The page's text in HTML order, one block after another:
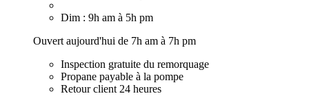
Dim : 9h am à 5h pm
Ouvert aujourd'hui de 7h am à 7h pm
Inspection gratuite du remorquage
Propane payable à la pompe
Retour client 24 heures